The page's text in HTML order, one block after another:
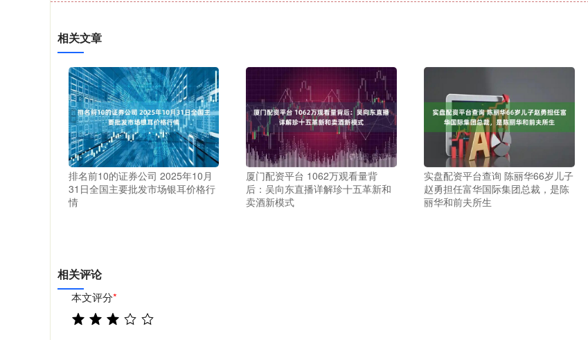
相关文章
排名前10的证券公司 2025年10月
31日全国主要批发市场银耳价格行
情
厦门配资平台 1062万观看量背
后：吴向东直播详解珍十五革新和
卖酒新模式
实盘配资平台查询 陈丽华66岁儿子
赵勇担任富华国际集团总裁，是陈
丽华和前夫所生
相关评论
本文评分*